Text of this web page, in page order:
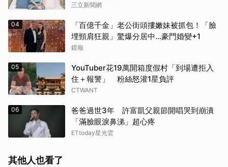
三立新聞網
04
「百億千金」老公街頭摟嫩妹被抓包！「臉
埋頸肩狂親」驚爆分居中...豪門婚變+1
鏡報
05
YouTuber花19萬開箱度假村「到場遭拒入
住＋報警」 粉絲怒灌1星負評
CTWANT
06
爸爸過世3年 許富凱父親節開唱哭到崩潰
「滿臉眼淚鼻涕」超心疼
ETtoday星光雲
其他人也看了